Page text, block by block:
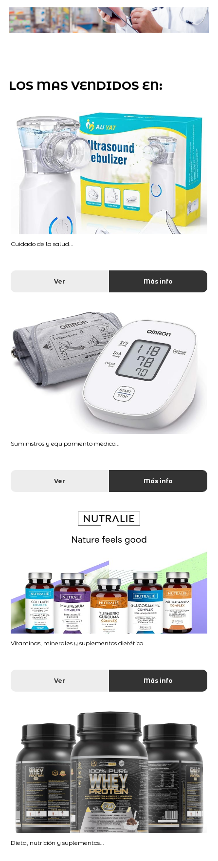
LOS MAS VENDIDOS EN:
Cuidado de la salud...
Ver Más info
Suministros y equipamiento médico...
Ver Más info
Vitaminas, minerales y suplementos dietético...
Ver Más info
Dieta, nutrición y suplementos...